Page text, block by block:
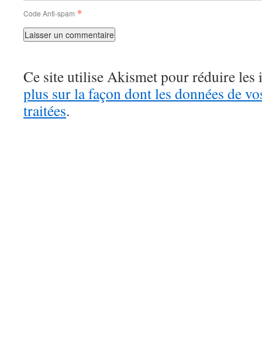
Code Anti-spam *
Ce site utilise Akismet pour réduire les
plus sur la façon dont les données de
traitées.